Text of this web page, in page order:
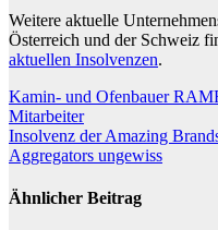
Weitere aktuelle
Österreich und der Schweiz
aktuellen Insolvenzen.
Beitragsnavigation
Kamin- und Ofenbauer
Mitarbeiter
Insolvenz der Amazing
Aggregators ungewiss
Ähnlicher Beitrag